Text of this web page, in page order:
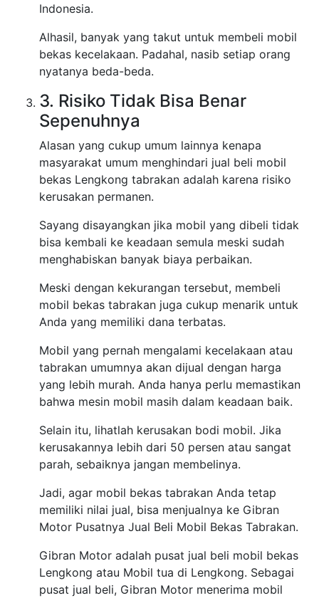
Indonesia.
Alhasil, banyak yang takut untuk membeli mobil
bekas kecelakaan. Padahal, nasib setiap orang
nyatanya beda-beda.
3. Risiko Tidak Bisa Benar
Sepenuhnya
Alasan yang cukup umum lainnya kenapa
masyarakat umum menghindari jual beli mobil
bekas Lengkong tabrakan adalah karena risiko
kerusakan permanen.
Sayang disayangkan jika mobil yang dibeli tidak
bisa kembali ke keadaan semula meski sudah
menghabiskan banyak biaya perbaikan.
Meski dengan kekurangan tersebut, membeli
mobil bekas tabrakan juga cukup menarik untuk
Anda yang memiliki dana terbatas.
Mobil yang pernah mengalami kecelakaan atau
tabrakan umumnya akan dijual dengan harga
yang lebih murah. Anda hanya perlu memastikan
bahwa mesin mobil masih dalam keadaan baik.
Selain itu, lihatlah kerusakan bodi mobil. Jika
kerusakannya lebih dari 50 persen atau sangat
parah, sebaiknya jangan membelinya.
Jadi, agar mobil bekas tabrakan Anda tetap
memiliki nilai jual, bisa menjualnya ke Gibran
Motor Pusatnya Jual Beli Mobil Bekas Tabrakan.
Gibran Motor adalah pusat jual beli mobil bekas
Lengkong atau Mobil tua di Lengkong. Sebagai
pusat jual beli, Gibran Motor menerima mobil